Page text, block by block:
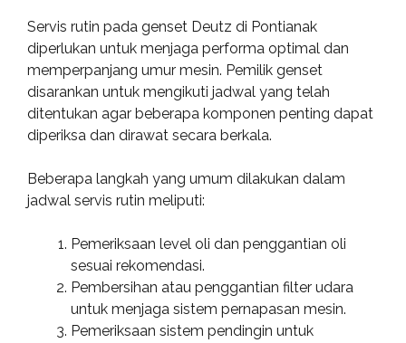
Servis rutin pada genset Deutz di Pontianak
diperlukan untuk menjaga performa optimal dan
memperpanjang umur mesin. Pemilik genset
disarankan untuk mengikuti jadwal yang telah
ditentukan agar beberapa komponen penting dapat
diperiksa dan dirawat secara berkala.
Beberapa langkah yang umum dilakukan dalam
jadwal servis rutin meliputi:
Pemeriksaan level oli dan penggantian oli
sesuai rekomendasi.
Pembersihan atau penggantian filter udara
untuk menjaga sistem pernapasan mesin.
Pemeriksaan sistem pendingin untuk